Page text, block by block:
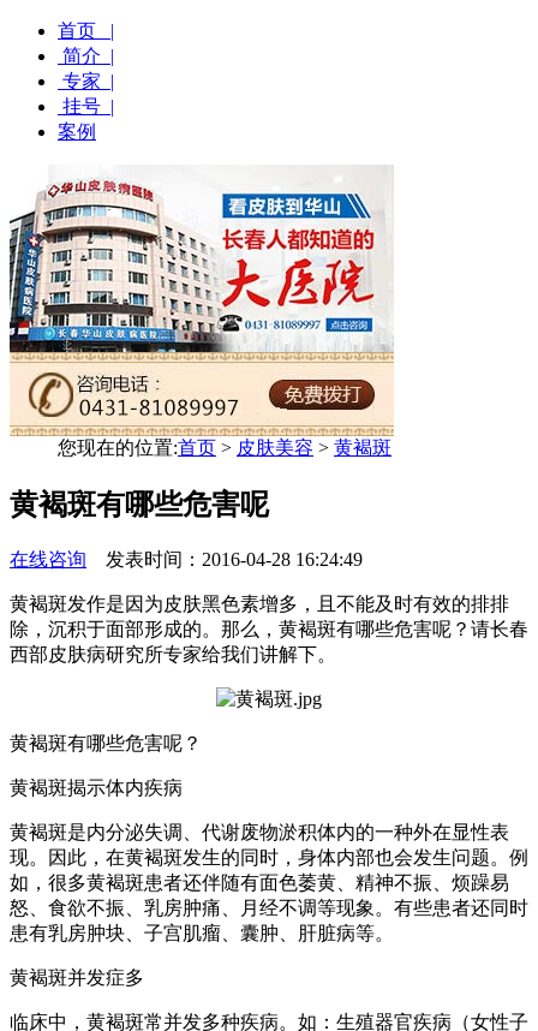
首页 |
简介 |
专家 |
挂号 |
案例
您现在的位置:首页 > 皮肤美容 > 黄褐斑
黄褐斑有哪些危害呢
在线咨询 发表时间：2016-04-28 16:24:49
黄褐斑发作是因为皮肤黑色素增多，且不能及时有效的排排
除，沉积于面部形成的。那么，黄褐斑有哪些危害呢？请长春
西部皮肤病研究所专家给我们讲解下。
黄褐斑有哪些危害呢？
黄褐斑揭示体内疾病
黄褐斑是内分泌失调、代谢废物淤积体内的一种外在显性表
现。因此，在黄褐斑发生的同时，身体内部也会发生问题。例
如，很多黄褐斑患者还伴随有面色萎黄、精神不振、烦躁易
怒、食欲不振、乳房肿痛、月经不调等现象。有些患者还同时
患有乳房肿块、子宫肌瘤、囊肿、肝脏病等。
黄褐斑并发症多
临床中，黄褐斑常并发多种疾病。如：生殖器官疾病（女性子